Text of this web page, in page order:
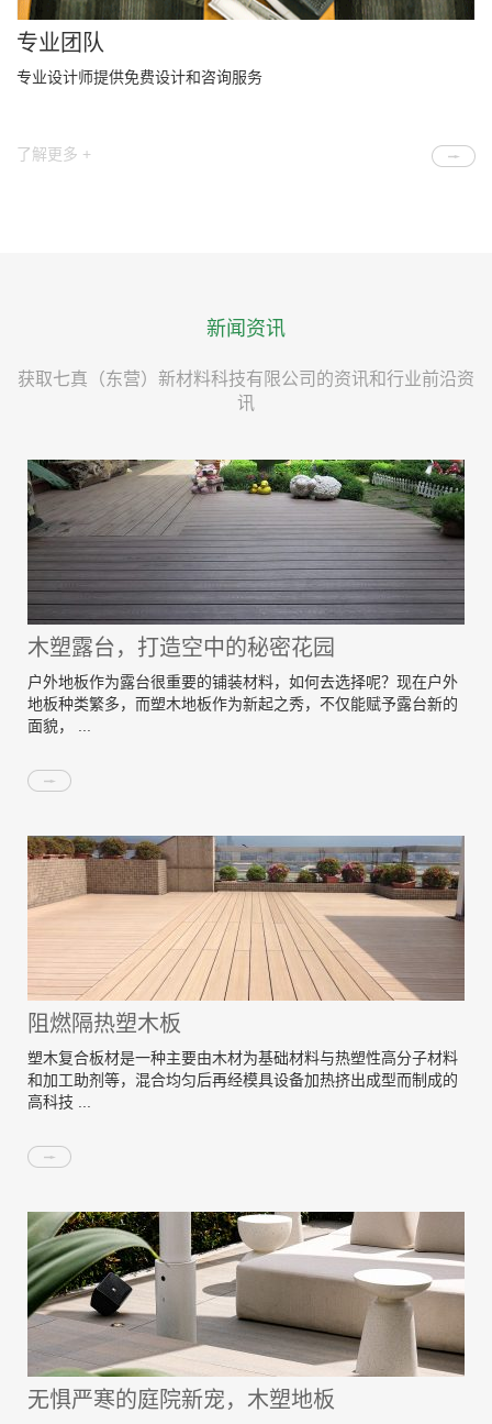
专业团队
专业设计师提供免费设计和咨询服务
了解更多 +
新闻资讯
获取七真（东营）新材料科技有限公司的资讯和行业前沿资
讯
木塑露台，打造空中的秘密花园
户外地板作为露台很重要的铺装材料，如何去选择呢？现在户外
地板种类繁多，而塑木地板作为新起之秀，不仅能赋予露台新的
面貌， ...
阻燃隔热塑木板
塑木复合板材是一种主要由木材为基础材料与热塑性高分子材料
和加工助剂等，混合均匀后再经模具设备加热挤出成型而制成的
高科技 ...
无惧严寒的庭院新宠，木塑地板